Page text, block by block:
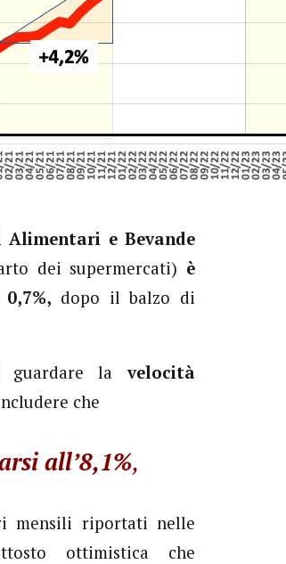
e Bevande
dei supermercati) è
dopo il balzo di
guardare lavelocità
che
all’8,1%,
mensili riportati nelle
ottimistica che